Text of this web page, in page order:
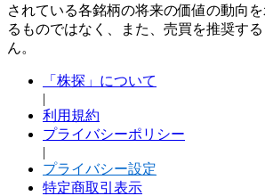
されている各銘柄の将来の価値の動向
るものではなく、また、売買を推奨す
ん。
「株探」について
|
利用規約
プライバシーポリシー
|
プライバシー設定
特定商取引表示